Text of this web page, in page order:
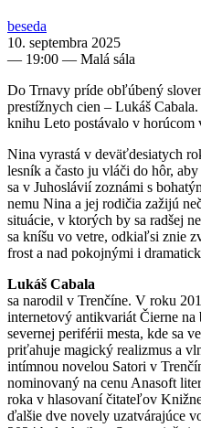
beseda
10. septembra 2025
— 19:00 — Malá sála
Do Trnavy príde obľúbený
prestížnych cien – Lukáš
knihu Leto postávalo v horúcom
Nina vyrastá v deväťdesiatych
lesník a často ju vláči do hôr,
sa v Juhoslávií zoznámi s
nemu Nina a jej rodičia zažijú
situácie, v ktorých by sa radšej
sa kníšu vo vetre, odkiaľsi znie
frost a nad pokojnými i
Lukáš Cabala
sa narodil v Trenčíne. V roku
internetový antikvariát Čierne
severnej periférii mesta, kde sa
priťahuje magický realizmus a
intímnou novelou Satori v
nominovaný na cenu Anasoft
roka v hlasovaní čitateľov
ďalšie dve novely uzatvárajúce